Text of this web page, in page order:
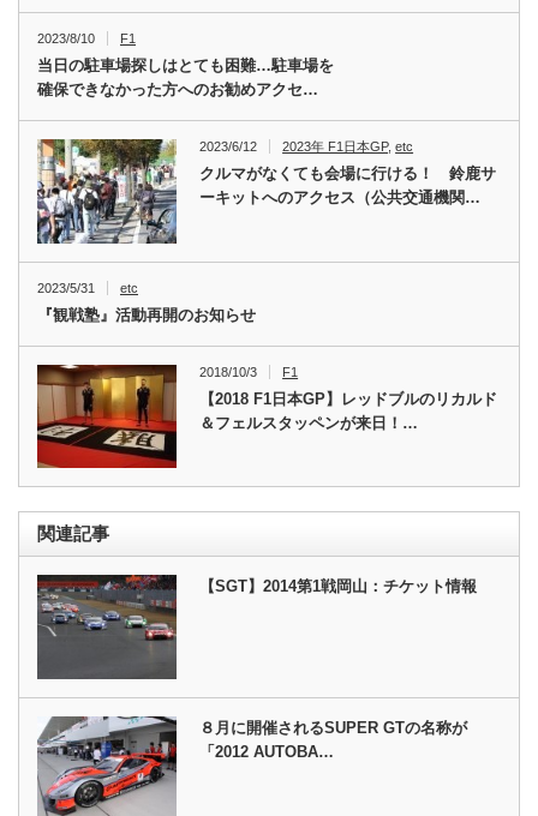
2023/8/10 F1
当日の駐車場探しはとても困難…駐車場を
確保できなかった方へのお勧めアクセ…
2023/6/12 2023年 F1日本GP,etc
クルマがなくても会場に行ける！ 鈴鹿サ
ーキットへのアクセス（公共交通機関…
2023/5/31 etc
『観戦塾』活動再開のお知らせ
2018/10/3 F1
【2018 F1日本GP】レッドブルのリカルド
＆フェルスタッペンが来日！…
関連記事
【SGT】2014第1戦岡山：チケット情報
８月に開催されるSUPER GTの名称が
「2012 AUTOBA…